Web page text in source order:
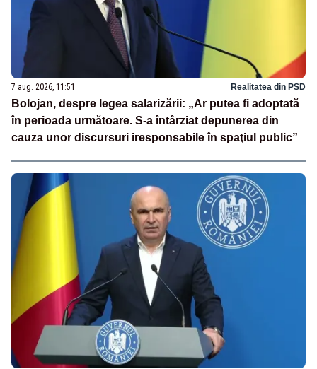
7 aug. 2026, 11:51 Realitatea din PSD
Bolojan, despre legea salarizării: „Ar putea fi adoptată
în perioada următoare. S-a întârziat depunerea din
cauza unor discursuri iresponsabile în spaţiul public”